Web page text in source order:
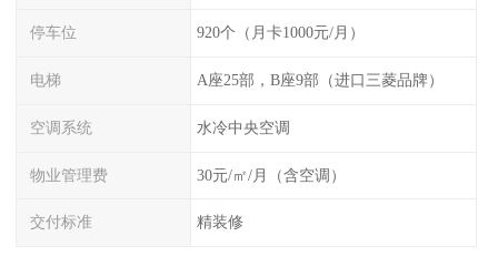
停车位 920个（月卡1000元/月）
电梯 A座25部，B座9部（进口三菱品牌）
空调系统 水冷中央空调
物业管理费 30元/㎡/月（含空调）
交付标准 精装修